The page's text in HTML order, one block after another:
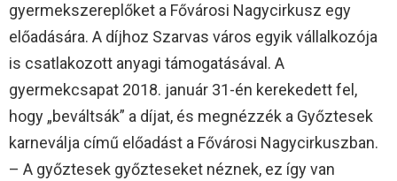
gyermekszereplőket a Fővárosi Nagycirkusz egy
előadására. A díjhoz Szarvas város egyik vállalkozója
is csatlakozott anyagi támogatásával. A
gyermekcsapat 2018. január 31-én kerekedett fel,
hogy „beváltsák” a díjat, és megnézzék a Győztesek
karneválja című előadást a Fővárosi Nagycirkuszban.
– A győztesek győzteseket néznek, ez így van